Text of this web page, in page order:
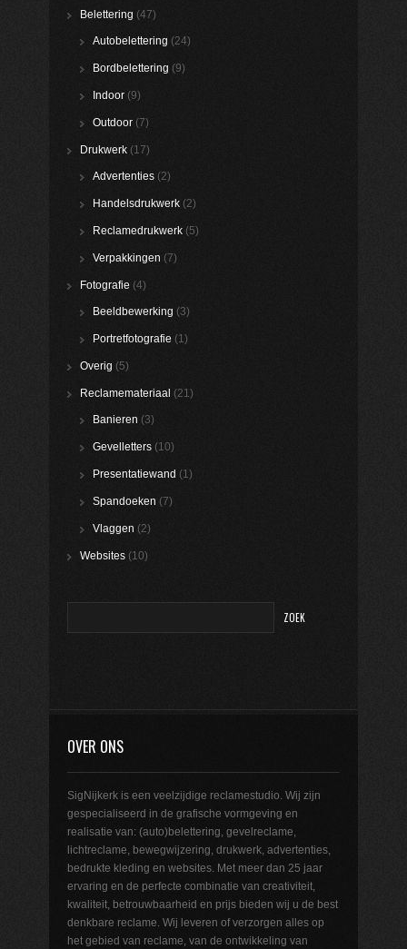
Belettering (47)
Autobelettering (24)
Bordbelettering (9)
Indoor (9)
Outdoor (7)
Drukwerk (17)
Advertenties (2)
Handelsdrukwerk (2)
Reclamedrukwerk (5)
Verpakkingen (7)
Fotografie (4)
Beeldbewerking (3)
Portretfotografie (1)
Overig (5)
Reclamemateriaal (21)
Banieren (3)
Gevelletters (10)
Presentatiewand (1)
Spandoeken (7)
Vlaggen (2)
Websites (10)
OVER ONS
SigNijkerk is een veelzijdige reclamestudio. Wij zijn
gespecialiseerd in de grafische vormgeving en
realisatie van: (auto)belettering, gevelreclame,
lichtreclame, bewegwijzering, drukwerk, advertenties,
bedrukte kleding en websites. Met meer dan 25 jaar
ervaring en de perfecte combinatie van creativiteit,
kwaliteit, betrouwbaarheid en prijs bieden wij u de best
denkbare reclame. Wij leveren of verzorgen alles op
het gebied van reclame, van de ontwikkeling van